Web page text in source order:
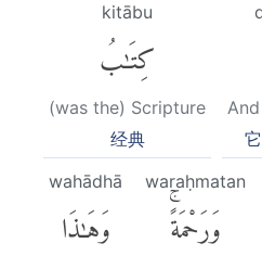
kitābu
كِتَٰبُ
(was the) Scripture
经典
waraḥmatan
وَرَحْمَةًۚ
wahādhā
وَهَٰذَا